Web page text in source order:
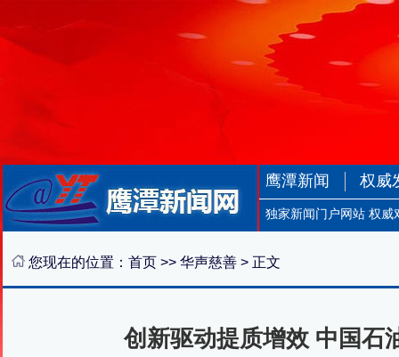
鹰潭新闻 权威
独家新闻门户网站 权威
您现在的位置： 首页 >> 华声慈善 > 正文
创新驱动提质增效 中国石